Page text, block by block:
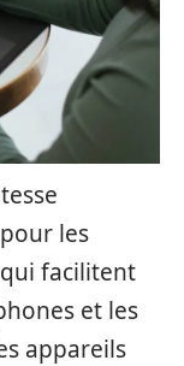
les
facilitent
et les
appareils